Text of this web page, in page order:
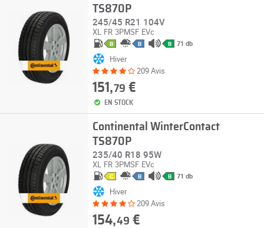
TS870P
245/45 R21 104V
XL FR 3PMSF EVc
B B B 71 db
Hiver
209 Avis
151,79 €
EN STOCK
Continental WinterContact
TS870P
235/40 R18 95W
XL FR 3PMSF EVc
C B B 71 db
Hiver
209 Avis
154,49 €